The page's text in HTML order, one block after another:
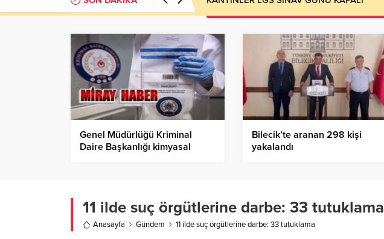
Genel Müdürlüğü Kriminal
Daire Başkanlığı kimyasal
Bilecik’te aranan 298 kişi
yakalandı
11 ilde suç örgütlerine darbe: 33 tutuklama
Anasayfa Gündem 11 ilde suç örgütlerine darbe: 33 tutuklama